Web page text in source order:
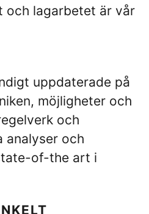
och lagarbetet är vår
uppdaterade på
möjligheter och
och
analyser och
of-the art i